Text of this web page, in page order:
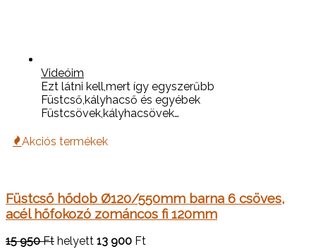
Videóim
Ezt látni kell,mert így egyszerűbb
Füstcső,kályhacső és egyébek
Füstcsövek,kályhacsövek…
Akciós termékek
Füstcső hődob Ø120/550mm barna 6 csöves,
acél hőfokozó zománcos fi 120mm
15 950 Ft helyett 13 900 Ft